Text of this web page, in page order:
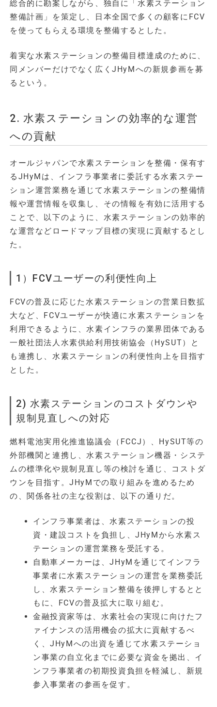
総合的に勘案しながら、独自に「水素ステーション
整備計画」を策定し、日本全国で多くの顧客にFCV
を使ってもらえる環境を整備するとした。
着実な水素ステーションの整備目標達成のために、
同メンバーだけでなく広くJHyMへの新規参画を募
るという。
2. 水素ステーションの効率的な運営
への貢献
オールジャパンで水素ステーションを整備・保有す
るJHyMは、インフラ事業者に委託する水素ステー
ション運営業務を通じて水素ステーションの整備情
報や運営情報を収集し、その情報を有効に活用する
ことで、以下のように、水素ステーションの効率的
な運営などロードマップ目標の実現に貢献するとし
た。
1）FCVユーザーの利便性向上
FCVの普及に応じた水素ステーションの営業日数拡
大など、FCVユーザーが快適に水素ステーションを
利用できるように、水素インフラの業界団体である
一般社団法人水素供給利用技術協会（HySUT）と
も連携し、水素ステーションの利便性向上を目指す
とした。
2) 水素ステーションのコストダウンや
規制見直しへの対応
燃料電池実用化推進協議会（FCCJ）、HySUT等の
外部機関と連携し、水素ステーション機器・システ
ムの標準化や規制見直し等の検討を通じ、コストダ
ウンを目指す。JHyMでの取り組みを進めるため
の、関係各社の主な役割は、以下の通りだ。
インフラ事業者は、水素ステーションの投
資・建設コストを負担し、JHyMから水素ス
テーションの運営業務を受託する。
自動車メーカーは、JHyMを通じてインフラ
事業者に水素ステーションの運営を業務委託
し、水素ステーション整備を後押しするとと
もに、FCVの普及拡大に取り組む。
金融投資家等は、水素社会の実現に向けたフ
ァイナンスの活用機会の拡大に貢献するべ
く、JHyMへの出資を通じて水素ステーショ
ン事業の自立化までに必要な資金を拠出、イ
ンフラ事業者の初期投資負担を軽減し、新規
参入事業者の参画を促す。